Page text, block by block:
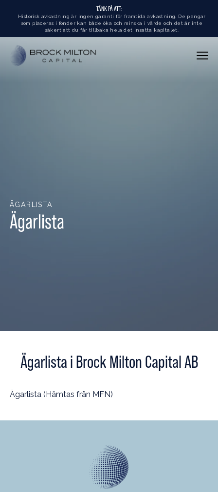
TÄNK PÅ ATT:
Historisk avkastning är ingen garanti för framtida avkastning. De pengar
som placeras i fonder kan både öka och minska i värde och det är inte
säkert att du får tillbaka hela det insatta kapitalet.
ÄGARLISTA
Ägarlista
Ägarlista i Brock Milton Capital AB
Ägarlista (Hämtas från MFN)